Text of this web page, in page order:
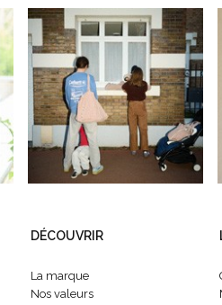
DÉCOUVRIR
La marque
Nos valeurs